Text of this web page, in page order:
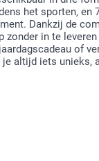
het sporten,
Dankzij de
zonder in te
of
altijd iets unieks,